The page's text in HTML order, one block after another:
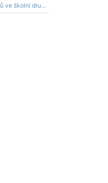
Nabídka zájmových kroužků ve školní družině